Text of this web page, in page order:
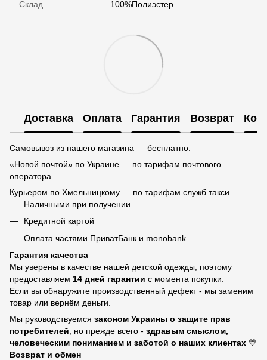
Склад 100%Полиэстер
Доставка Оплата Гарантия Возврат
Самовывоз из нашего магазина — бесплатно.
«Новой почтой» по Украине — по тарифам почтового
оператора.
Курьером по Хмельницкому — по тарифам служб такси.
Наличными при получении
Кредитной картой
Оплата частями ПриватБанк и monobank
Гарантия качества
Мы уверены в качестве нашей детской одежды, поэтому
предоставляем 14 дней гарантии с момента покупки.
Если вы обнаружите производственный дефект - мы заменим
товар или вернём деньги.
Мы руководствуемся законом Украины о защите прав
потребителей , но прежде всего - здравым смыслом,
человеческим пониманием и заботой о наших клиентах 💛
Возврат и обмен